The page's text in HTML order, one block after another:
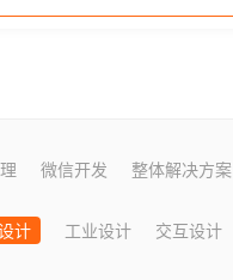
微信开发 整体解决方案
计 工业设计 交互设计